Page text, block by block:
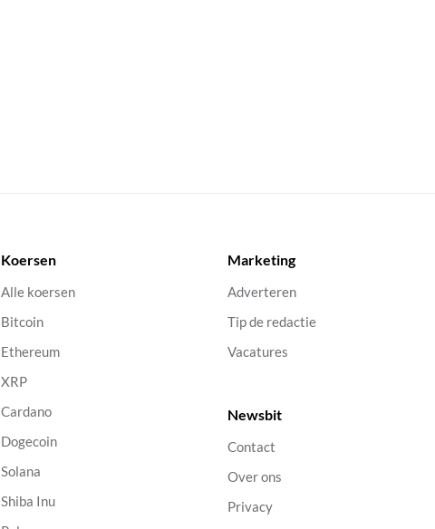
Koersen
Alle koersen
Bitcoin
Ethereum
XRP
Cardano
Dogecoin
Solana
Shiba Inu
Marketing
Adverteren
Tip de redactie
Vacatures
Newsbit
Contact
Over ons
Privacy